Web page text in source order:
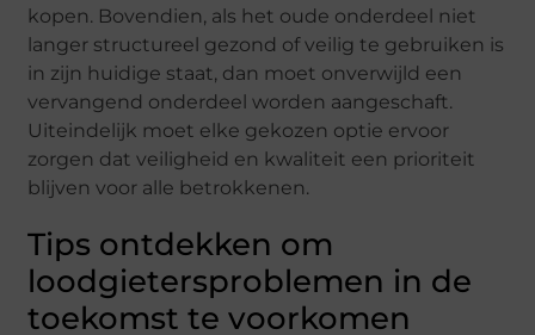
kopen. Bovendien, als het oude onderdeel niet
langer structureel gezond of veilig te gebruiken is
in zijn huidige staat, dan moet onverwijld een
vervangend onderdeel worden aangeschaft.
Uiteindelijk moet elke gekozen optie ervoor
zorgen dat veiligheid en kwaliteit een prioriteit
blijven voor alle betrokkenen.
Tips ontdekken om
loodgietersproblemen in de
toekomst te voorkomen